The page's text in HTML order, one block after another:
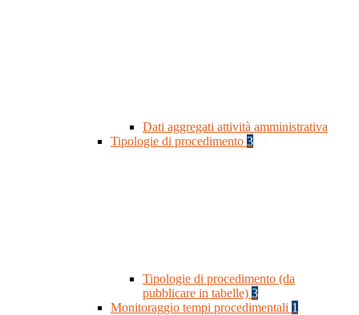
Dati aggregati attività amministrativa
Tipologie di procedimento 3
Tipologie di procedimento (da
pubblicare in tabelle) 3
Monitoraggio tempi procedimentali 1